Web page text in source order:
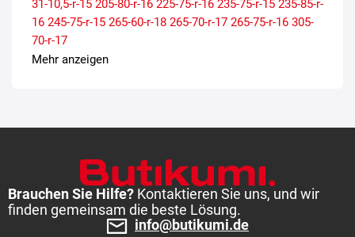
31-10,5-r-15 205-80-r-16 225-75-r-16 235-75-r-15 235-85-r-
16 245-75-r-15 265-60-r-18 265-70-r-17 265-75-r-16 305-
70-r-17
Mehr anzeigen
Brauchen Sie Hilfe? Kontaktieren Sie uns, und wir
finden gemeinsam die beste Lösung.
info@butikumi.de